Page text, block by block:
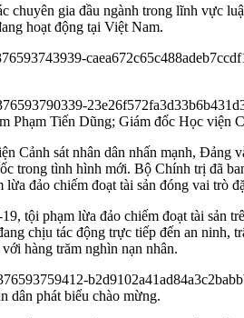
chuyên gia đầu ngành trong lĩnh vực
hoạt động tại Việt Nam.
Tiến Dũng; Giám đốc Học viện
sát nhân dân nhấn mạnh, Đảng
trong tình hình mới. Bộ Chính trị đã
đảo chiếm đoạt tài sản đóng vai trò
tội phạm lừa đảo chiếm đoạt tài sản
chịu tác động trực tiếp đến an ninh,
hàng trăm nghìn nạn nhân.
dân phát biểu chào mừng.